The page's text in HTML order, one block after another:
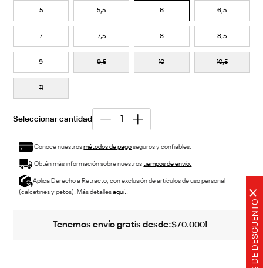
20% DE DESCUENTO
×
5 5,5 6 6,5
7 7,5 8 8,5
9 9,5 10 10,5
11
Conoce nuestrosmétodos de pagoseguros y confiables.
Obtén más información sobre nuestrostiempos de envío.
Aplica Derecho a Retracto, con exclusión de artículos de uso personal
(calcetines y petos). Más detallesaquí..
Tenemos envío gratis desde:$70.000!